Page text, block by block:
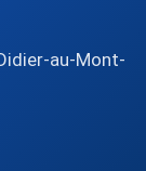
au-Mont-